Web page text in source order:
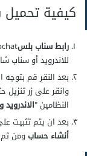
كيفية تحميل
رابط سناب بلس
للاندرويد أو سناب
بعد النقر قم بتوجه
وانقر على زر
النظامين "
بعد ان يتم تثبيت
أنشاء حسابومن ثم Snapchat تسجيل دخول